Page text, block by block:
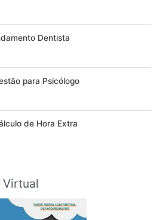
Dentista
para Psicólogo
de Hora Extra
Virtual